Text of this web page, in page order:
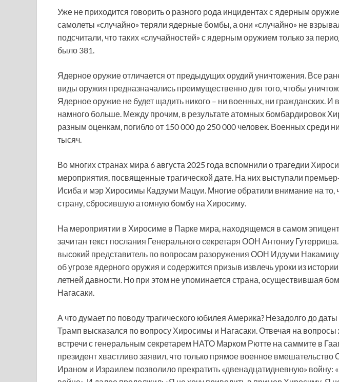
Уже не приходится говорить о разного рода инцидентах с ядерным
самолеты «случайно» теряли ядерные бомбы, а они «случайно» не
подсчитали, что таких «случайностей» с ядерным оружием только за
было 381.
Ядерное оружие отличается от предыдущих орудий уничтожения. Все
виды оружия предназначались преимущественно для того, чтобы
Ядерное оружие не будет щадить никого – ни военных, ни гражданских. И
намного больше. Между прочим, в результате атомных бомбардировок
разным оценкам, погибло от 150 000 до 250 000 человек. Военных среди
тысяч.
Во многих странах мира 6 августа 2025 года вспомнили о трагедии
мероприятия, посвященные трагической дате. На них выступали
Исиба и мэр Хиросимы Кадзуми Мацуи. Многие обратили внимание на то,
страну, сбросившую атомную бомбу на Хиросиму.
На мероприятии в Хиросиме в Парке мира, находящемся в самом
зачитан текст послания Генерального секретаря ООН Антониу
высокий представитель по вопросам разоружения ООН Идзуми
об угрозе ядерного оружия и содержится призыв извлечь уроки из
летней давности. Но при этом не упоминается страна, осуществившая
Нагасаки.
А что думает по поводу трагического юбилея Америка? Незадолго до даты
Трамп высказался по вопросу Хиросимы и Нагасаки. Отвечая на
встречи с генеральным секретарем НАТО Марком Рютте на саммите в
президент хвастливо заявил, что только прямое военное
Ираном и Израилем позволило прекратить «двенадцатидневную» войну: